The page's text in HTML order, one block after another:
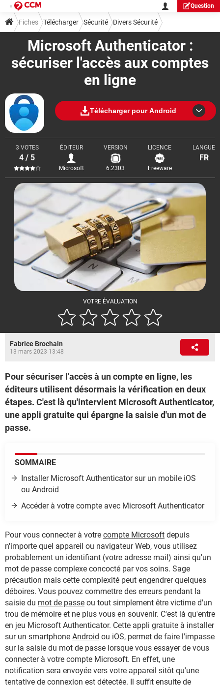
Question
Microsoft Authenticator :
sécuriser l'accès aux comptes
en ligne
Télécharger pour Android
VOTRE ÉVALUATION
3 VOTES
4 / 5
ÉDITEUR
Microsoft
VERSION
6.2303
LICENCE
Freeware
LANGUE
FR
Fiches Télécharger Sécurité Divers Sécurité
Fabrice Brochain
13 mars 2023 13:48
Pour sécuriser l'accès à un compte en ligne, les
éditeurs utilisent désormais la vérification en deux
étapes. C'est là qu'intervient Microsoft Authenticator,
une appli gratuite qui épargne la saisie d'un mot de
passe.
SOMMAIRE
Installer Microsoft Authenticator sur un mobile iOS
ou Android
Accéder à votre compte avec Microsoft Authenticator
Pour vous connecter à votre compte Microsoft depuis
n'importe quel appareil ou navigateur Web, vous utilisez
probablement un identifiant (votre adresse mail) ainsi qu'un
mot de passe complexe concocté par vos soins. Sage
précaution mais cette complexité peut engendrer quelques
déboires. Vous pouvez commettre des erreurs pendant la
saisie du mot de passe ou tout simplement être victime d'un
trou de mémoire et ne plus vous en souvenir. C'est là qu'entre
en jeu Microsoft Authenticator. Cette appli gratuite à installer
sur un smartphone Android ou iOS, permet de faire l'impasse
sur la saisie du mot de passe lorsque vous essayer de vous
connecter à votre compte Microsoft. En effet, une
notification sera envoyée vers votre appareil sitôt qu'une
tentative de connexion est détectée. Il suffit ensuite de